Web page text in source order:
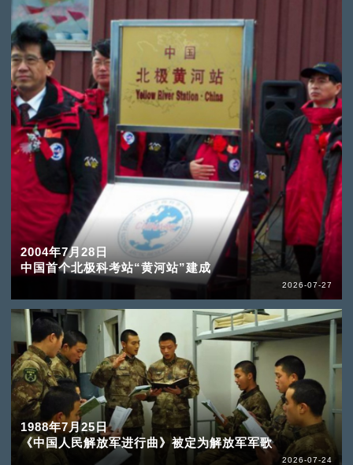
2004年7月28日
中国首个北极科考站“黄河站”建成
2026-07-27
1988年7月25日
《中国人民解放军进行曲》被定为解放军军歌
2026-07-24